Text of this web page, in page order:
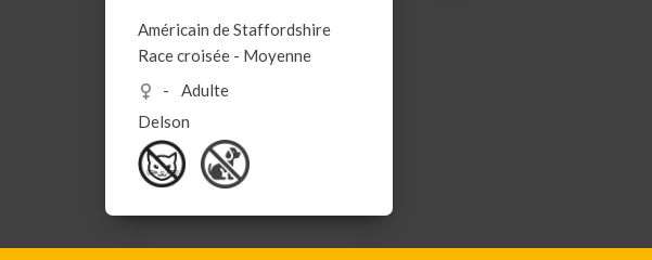
Américain de Staffordshire
Race croisée - Moyenne
Adulte
Delson